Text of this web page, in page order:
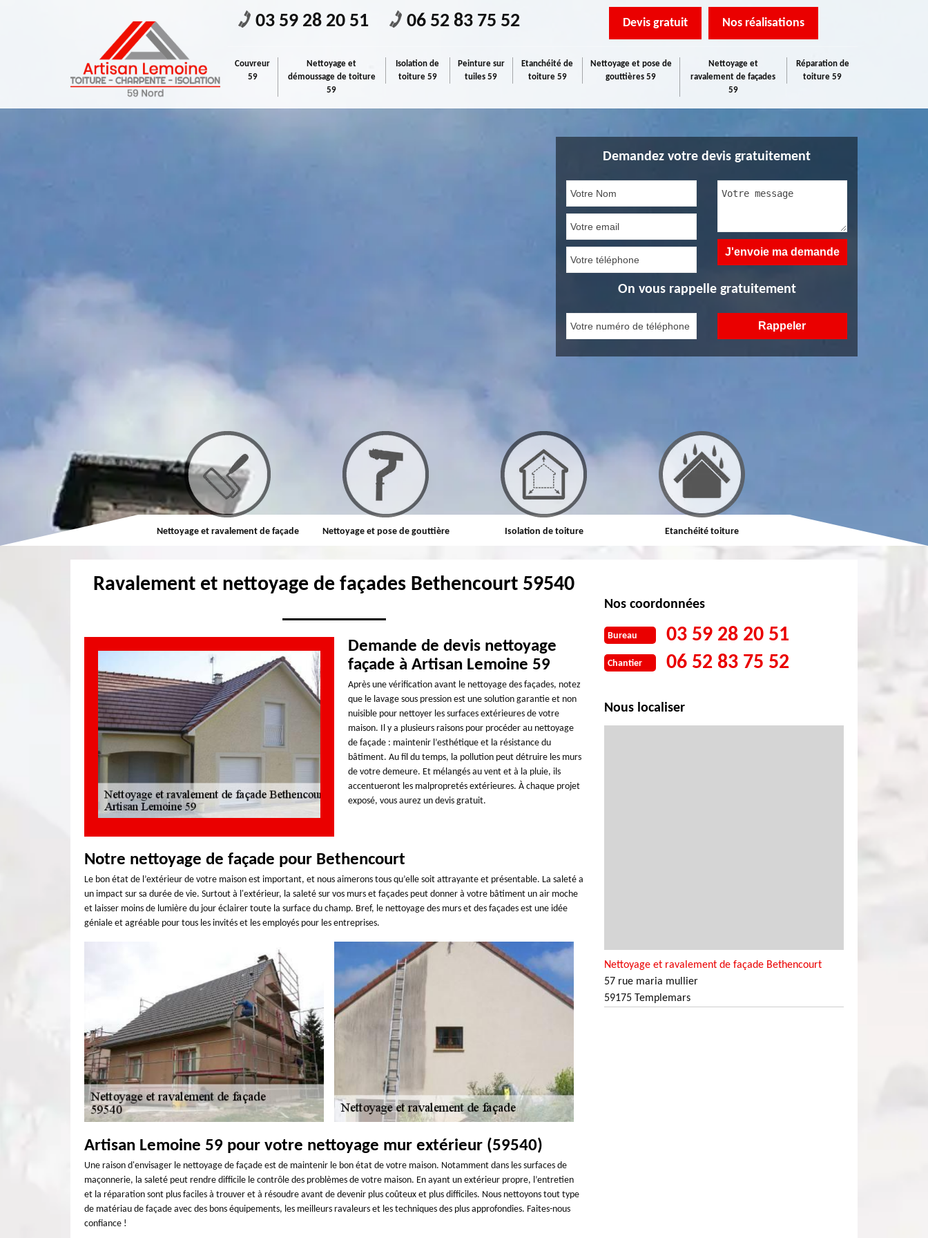
03 59 28 20 51 06 52 83 75 52 Devis gratuit Nos réalisations
Couvreur
59
Nettoyage et
démoussage de toiture
59
Isolation de
toiture 59
Peinture sur
tuiles 59
Etanchéité de
toiture 59
Nettoyage et pose de
gouttières 59
Nettoyage et
ravalement de façades
59
Réparation de
toiture 59
Demandez votre devis gratuitement
On vous rappelle gratuitement
Couvreur Nettoyage et ravalement de façade Nettoyage et pose de gouttière Isolation de toiture Etanchéité toiture Réparation de toiture
Ravalement et nettoyage de façades Bethencourt 59540
Demande de devis nettoyage
façade à Artisan Lemoine 59
Après une vérification avant le nettoyage des façades, notez
que le lavage sous pression est une solution garantie et non
nuisible pour nettoyer les surfaces extérieures de votre
maison. Il y a plusieurs raisons pour procéder au nettoyage
de façade : maintenir l’esthétique et la résistance du
bâtiment. Au fil du temps, la pollution peut détruire les murs
de votre demeure. Et mélangés au vent et à la pluie, ils
accentueront les malpropretés extérieures. À chaque projet
exposé, vous aurez un devis gratuit.
Notre nettoyage de façade pour Bethencourt
Le bon état de l’extérieur de votre maison est important, et nous aimerons tous qu’elle soit attrayante et présentable. La saleté a
un impact sur sa durée de vie. Surtout à l'extérieur, la saleté sur vos murs et façades peut donner à votre bâtiment un air moche
et laisser moins de lumière du jour éclairer toute la surface du champ. Bref, le nettoyage des murs et des façades est une idée
géniale et agréable pour tous les invités et les employés pour les entreprises.
Artisan Lemoine 59 pour votre nettoyage mur extérieur (59540)
Une raison d'envisager le nettoyage de façade est de maintenir le bon état de votre maison. Notamment dans les surfaces de
maçonnerie, la saleté peut rendre difficile le contrôle des problèmes de votre maison. En ayant un extérieur propre, l’entretien
et la réparation sont plus faciles à trouver et à résoudre avant de devenir plus coûteux et plus difficiles. Nous nettoyons tout type
de matériau de façade avec des bons équipements, les meilleurs ravaleurs et les techniques des plus approfondies. Faites-nous
confiance !
Nos coordonnées
Bureau 03 59 28 20 51
Chantier 06 52 83 75 52
Nous localiser
Nettoyage et ravalement de façade Bethencourt
57 rue maria mullier
59175 Templemars